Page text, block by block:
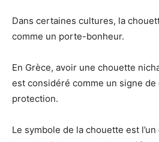
Dans certaines cultures, la
comme un porte-bonheur.
En Grèce, avoir une chouette
est considéré comme un signe de
protection.
Le symbole de la chouette est